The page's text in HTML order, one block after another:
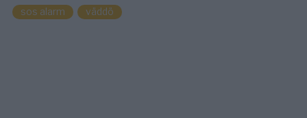
sos alarm
väddö